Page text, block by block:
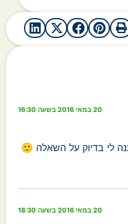
20 במאי 2016 בשעה 16:30
לי בדיוק על השאלה 🙂
20 במאי 2016 בשעה 18:30